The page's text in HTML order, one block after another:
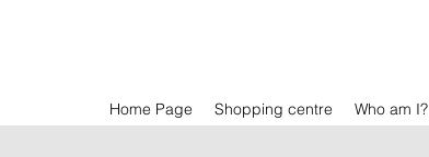
Home Page Shopping centre Who am I?